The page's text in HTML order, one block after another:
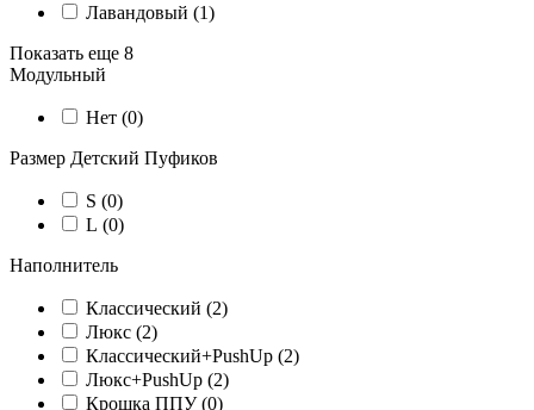
Лавандовый (1)
Показать еще 8
Модульный
Нет (0)
Размер Детский Пуфиков
S (0)
L (0)
Наполнитель
Классический (2)
Люкс (2)
Классический+PushUp (2)
Люкс+PushUp (2)
Крошка ППУ (0)